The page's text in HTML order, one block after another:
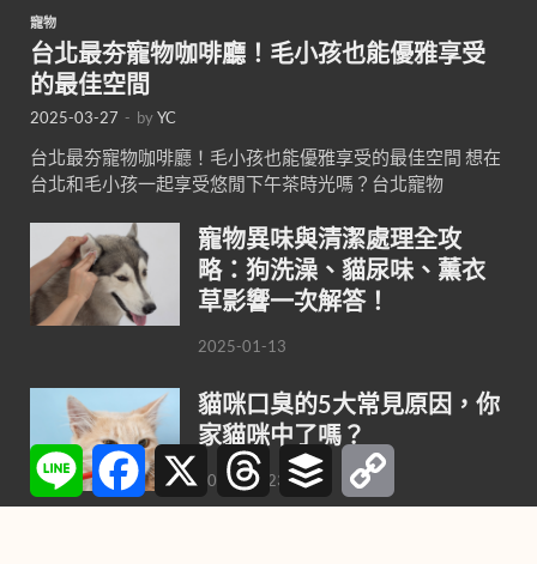
寵物
台北最夯寵物咖啡廳！毛小孩也能優雅享受
的最佳空間
2025-03-27 - byYC
台北最夯寵物咖啡廳！毛小孩也能優雅享受的最佳空間 想在
台北和毛小孩一起享受悠閒下午茶時光嗎？台北寵物
寵物異味與清潔處理全攻
略：狗洗澡、貓尿味、薰衣
草影響一次解答！
2025-01-13
貓咪口臭的5大常見原因，你
家貓咪中了嗎？
2024-10-23
Line Facebook
X ThreadsBuffer